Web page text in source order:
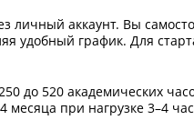
личный аккаунт. Вы
удобный график. Для
до 520 академических
месяца при нагрузке 3–4